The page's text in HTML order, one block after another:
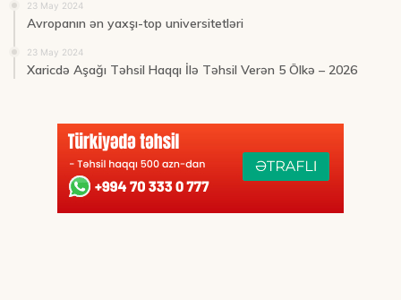
23 May 2024
Avropanın ən yaxşı-top universitetləri
23 May 2024
Xaricdə Aşağı Təhsil Haqqı İlə Təhsil Verən 5 Ölkə – 2026